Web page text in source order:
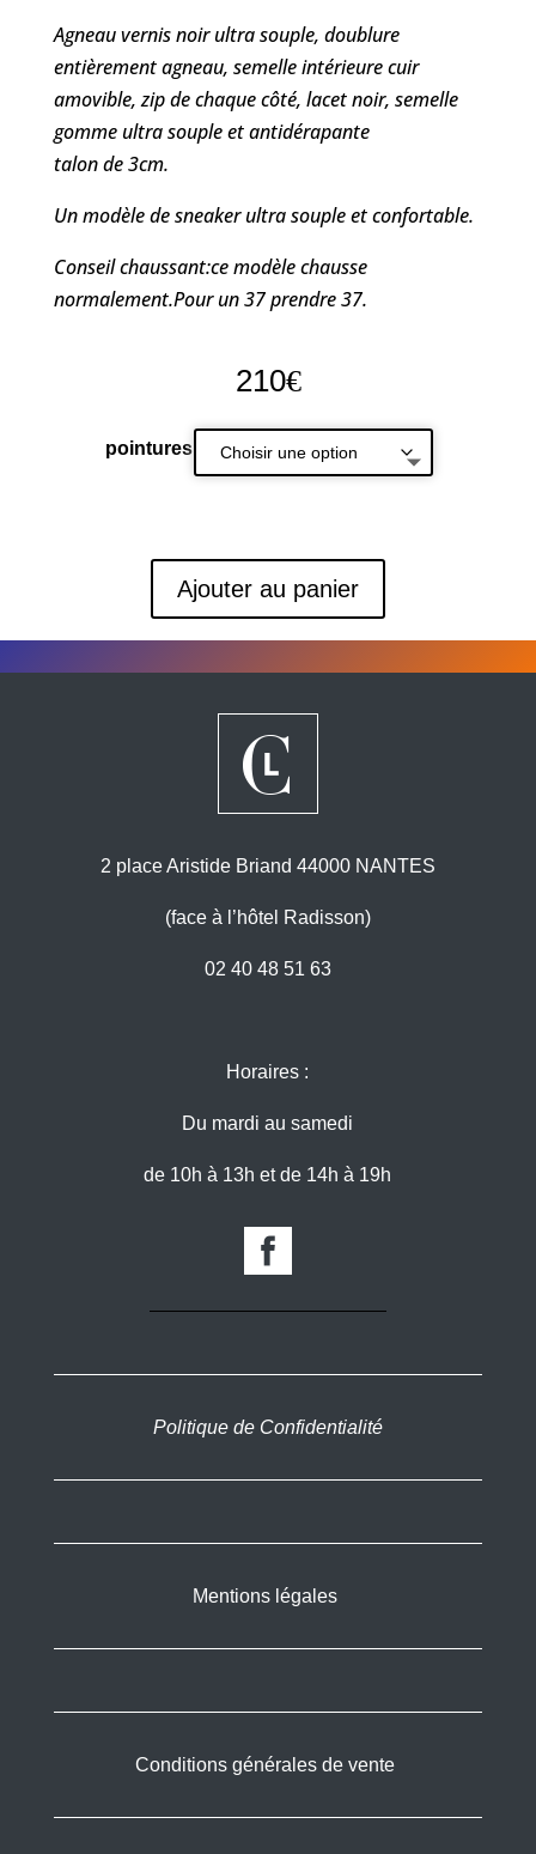
Agneau vernis noir ultra souple, doublure
entièrement agneau, semelle intérieure cuir
amovible, zip de chaque côté, lacet noir, semelle
gomme ultra souple et antidérapante
talon de 3cm.
Un modèle de sneaker ultra souple et confortable.
Conseil chaussant:ce modèle chausse
normalement.Pour un 37 prendre 37.
210€
pointures
Ajouter au panier
2 place Aristide Briand 44000 NANTES
(face à l’hôtel Radisson)
02 40 48 51 63
Horaires :
Du mardi au samedi
de 10h à 13h et de 14h à 19h
Politique de Confidentialité
Mentions légales
Conditions générales de vente